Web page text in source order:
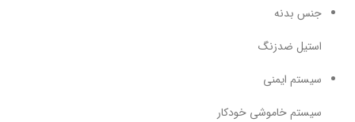
جنس بدنه
استیل ضدزنگ
سیستم ایمنی
سیستم خاموشی خودکار